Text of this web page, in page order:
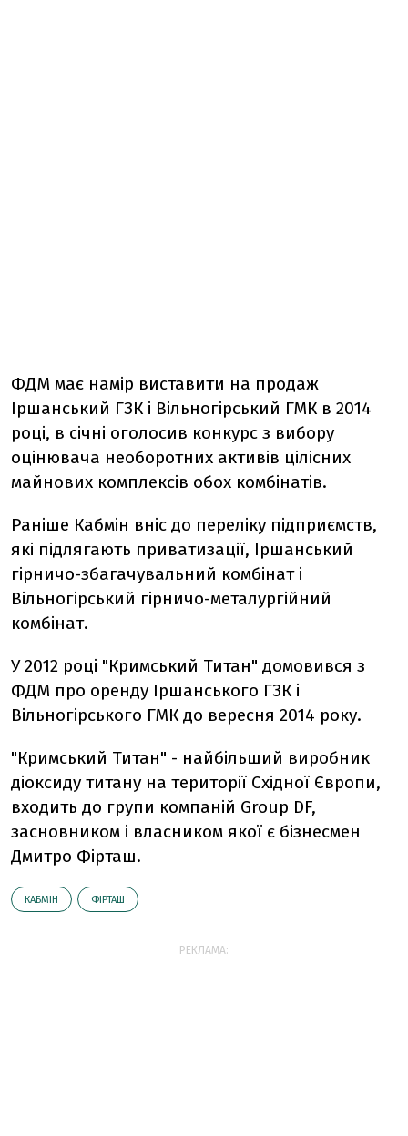
ФДМ має намір виставити на продаж
Іршанський ГЗК і Вільногірський ГМК в 2014
році, в січні оголосив конкурс з вибору
оцінювача необоротних активів цілісних
майнових комплексів обох комбінатів.
Раніше Кабмін вніс до переліку підприємств,
які підлягають приватизації, Іршанський
гірничо-збагачувальний комбінат і
Вільногірський гірничо-металургійний
комбінат.
У 2012 році "Кримський Титан" домовився з
ФДМ про оренду Іршанського ГЗК і
Вільногірського ГМК до вересня 2014 року.
"Кримський Титан" - найбільший виробник
діоксиду титану на території Східної Європи,
входить до групи компаній Group DF,
засновником і власником якої є бізнесмен
Дмитро Фірташ.
КАБМІН ФІРТАШ
РЕКЛАМА: